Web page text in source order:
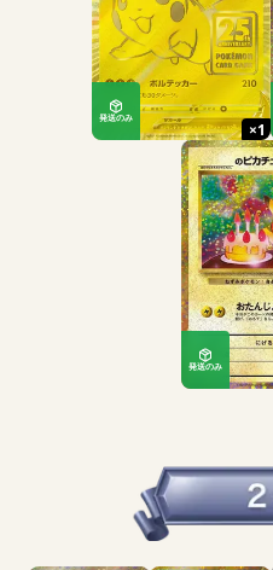
発送のみ
×1
発送のみ